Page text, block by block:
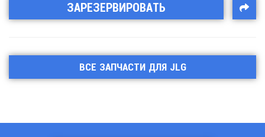
ЗАРЕЗЕРВИРОВАТЬ
ВСЕ ЗАПЧАСТИ ДЛЯ JLG